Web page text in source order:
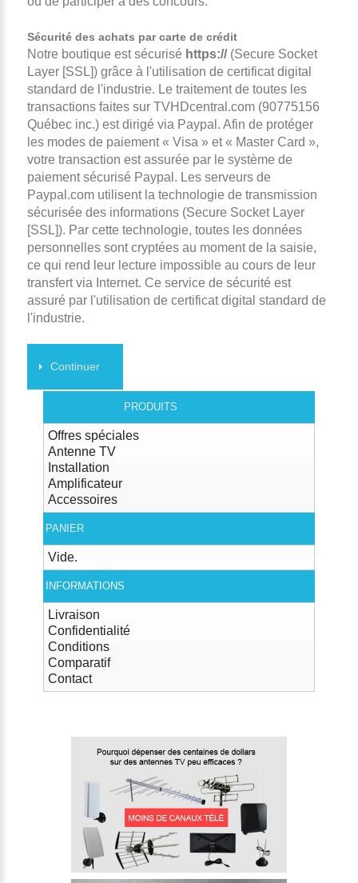
Sécurité des achats par carte de crédit
Notre boutique est sécurisé https://(Secure Socket
Layer [SSL]) grâce à l'utilisation de certificat digital
standard de l'industrie. Le traitement de toutes les
transactions faites sur TVHDcentral.com (90775156
Québec inc.) est dirigé via Paypal. Afin de protéger
les modes de paiement « Visa » et « Master Card »,
votre transaction est assurée par le système de
paiement sécurisé Paypal. Les serveurs de
Paypal.com utilisent la technologie de transmission
sécurisée des informations (Secure Socket Layer
[SSL]). Par cette technologie, toutes les données
personnelles sont cryptées au moment de la saisie,
ce qui rend leur lecture impossible au cours de leur
transfert via Internet. Ce service de sécurité est
assuré par l'utilisation de certificat digital standard de
l'industrie.
Continuer
PRODUITS
Offres spéciales
Antenne TV
Installation
Amplificateur
Accessoires
PANIER
Vide.
INFORMATIONS
Livraison
Confidentialité
Conditions
Comparatif
Contact